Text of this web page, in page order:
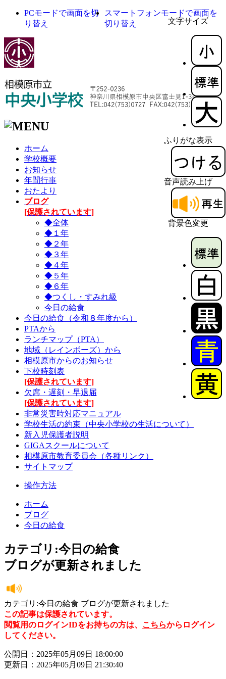
文字サイズ
ふりがな表示
音声読み上げ
背景色変更
PCモードで画面を切
り替え
スマートフォンモードで画面を
切り替え
ホーム
学校概要
お知らせ
年間行事
おたより
ブログ
[保護されています]
◆全体
◆１年
◆２年
◆３年
◆４年
◆５年
◆６年
◆つくし・すみれ級
今日の給食
今日の給食（令和８年度から）
PTAから
ランチマップ（PTA）
地域（レインボーズ）から
相模原市からのお知らせ
下校時刻表
[保護されています]
欠席・遅刻・早退届
[保護されています]
非常災害時対応マニュアル
学校生活の約束（中央小学校の生活について）
新入児保護者説明
GIGAスクールについて
相模原市教育委員会（各種リンク）
サイトマップ
操作方法
ホーム
ブログ
今日の給食
カテゴリ:今日の給食
ブログが更新されました
カテゴリ:今日の給食 ブログが更新されました
この記事は保護されています。
閲覧用のログインIDをお持ちの方は、 こちらからログイン
してください。
公開日：2025年05月09日 18:00:00
更新日：2025年05月09日 21:30:40